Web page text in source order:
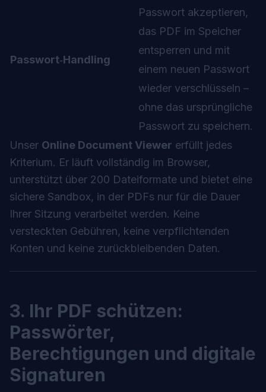
Passwort‑Handling
Passwort akzeptieren,
das PDF im Speicher
entsperren und mit
einem neuen Passwort
wieder verschlüsseln –
ohne das ursprüngliche
Passwort zu speichern.
Unser Online Document Viewer erfüllt jedes
Kriterium. Er läuft vollständig im Browser,
unterstützt über 200 Dateiformate und bietet eine
sichere Sandbox, in der PDFs nur für die Dauer
Ihrer Sitzung verarbeitet werden. Keine
versteckten Gebühren, keine verpflichtenden
Konten und keine zurückbleibenden Daten.
3. Ihr PDF schützen:
Passwörter,
Berechtigungen und digitale
Signaturen